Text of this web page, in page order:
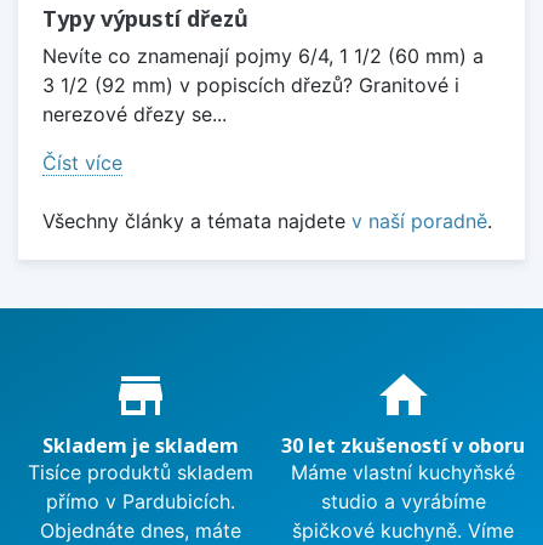
Typy výpustí dřezů
Nevíte co znamenají pojmy 6/4, 1 1/2 (60 mm) a
3 1/2 (92 mm) v popiscích dřezů? Granitové i
nerezové dřezy se...
Číst více
Všechny články a témata najdete v naší poradně.
Proč nakupovat u nás?
store_mall_directory
Skladem je skladem
Tisíce produktů skladem
přímo v Pardubicích.
Objednáte dnes, máte
home
30 let zkušeností v oboru
Máme vlastní kuchyňské
studio a vyrábíme
špičkové kuchyně. Víme